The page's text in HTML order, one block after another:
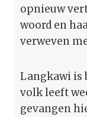
opnieuw
woord en
verweven
Langkawi is
volk leeft
gevangen